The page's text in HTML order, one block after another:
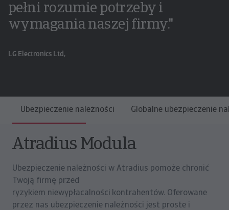
pełni rozumie potrzeby i
wymagania naszej firmy."
LG Electronics Ltd,
Ubezpieczenie należności Globalne ubezpieczenie
Atradius Modula
Ubezpieczenie należności w Atradius pomoże chronić
Twoją firmę przed
ryzykiem niewypłacalności kontrahentów. Oferowane
przez nas ubezpieczenie należności jest proste i